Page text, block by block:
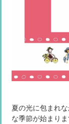
夏の光に包まれ
な季節が始まり